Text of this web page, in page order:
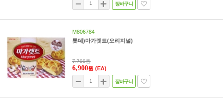
장바구니
M806784
롯데)마가렛트(오리지널)
7,700원
6,900원 (EA)
장바구니